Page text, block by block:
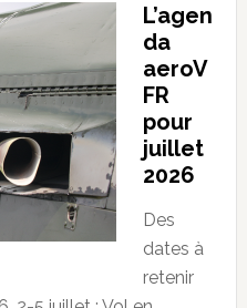
L’agen
da
aeroV
FR
pour
juillet
2026
Des
dates à
retenir